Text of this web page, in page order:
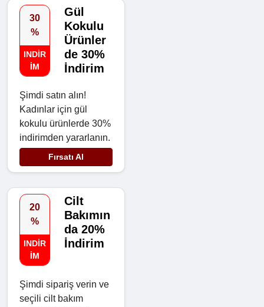
30
%
INDIR
IM
Gül
Kokulu
Ürünler
de 30%
İndirim
Şimdi satın alın!
Kadınlar için gül
kokulu ürünlerde 30%
indirimden yararlanın.
Fırsatı Al
20
%
INDIR
IM
Cilt
Bakımın
da 20%
İndirim
Şimdi sipariş verin ve
seçili cilt bakım